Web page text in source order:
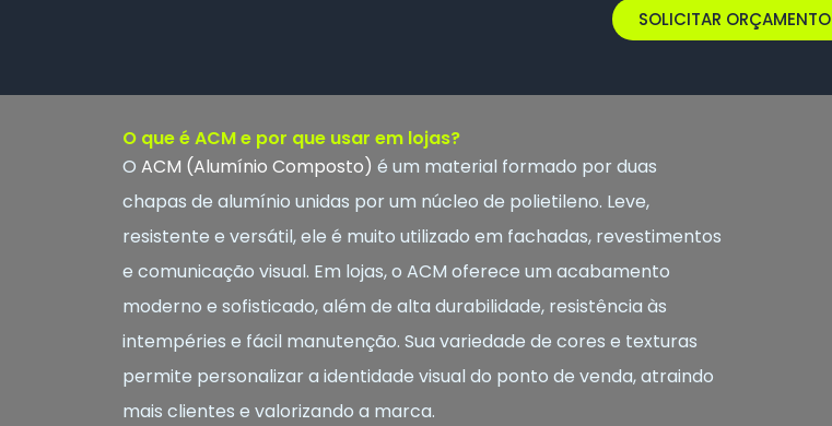
SOLICITAR ORÇAMENTO
O que é ACM e por que usar em lojas?
O ACM (Alumínio Composto) é um material formado por duas
chapas de alumínio unidas por um núcleo de polietileno. Leve,
resistente e versátil, ele é muito utilizado em fachadas, revestimentos
e comunicação visual. Em lojas, o ACM oferece um acabamento
moderno e sofisticado, além de alta durabilidade, resistência às
intempéries e fácil manutenção. Sua variedade de cores e texturas
permite personalizar a identidade visual do ponto de venda, atraindo
mais clientes e valorizando a marca.